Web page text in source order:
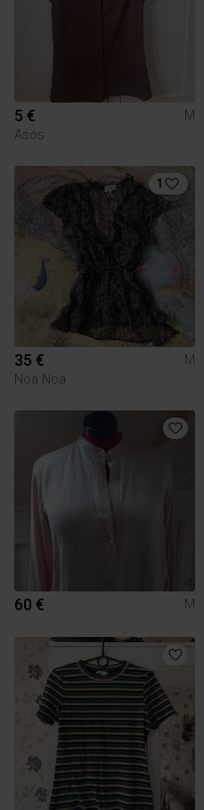
5 €
M
Asos
1
35 €
M
Noa Noa
60 € M